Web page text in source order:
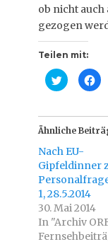
ob nicht
gezogen
Teilen mit:
K
l
,
u
m
ü
b
e
r
T
w
i
t
t
e
z
K
l
,
u
m
f
F
a
c
o
z
Ähnliche
Nach EU-
Gipfeldinner
1, 28.5.2014
30. Mai 2014
In "Archiv